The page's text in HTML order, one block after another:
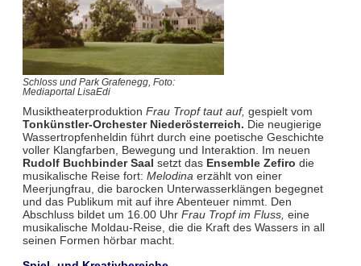
Schloss und Park Grafenegg, Foto:
Mediaportal LisaEdi
Musiktheaterproduktion Frau Tropf taut auf, gespielt vom
Tonkünstler‑Orchester Niederösterreich. Die neugierige
Wassertropfenheldin führt durch eine poetische Geschichte
voller Klangfarben, Bewegung und Interaktion. Im neuen
Rudolf Buchbinder Saal setzt das Ensemble Zefiro die
musikalische Reise fort: Melodina erzählt von einer
Meerjungfrau, die barocken Unterwasserklängen begegnet
und das Publikum mit auf ihre Abenteuer nimmt. Den
Abschluss bildet um 16.00 Uhr Frau Tropf im Fluss, eine
musikalische Moldau‑Reise, die die Kraft des Wassers in all
seinen Formen hörbar macht.